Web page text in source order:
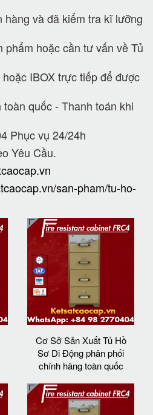
hàng và đã kiểm tra kĩ lưỡng
phẩm hoặc cần tư vấn về Tủ
IBOX trực tiếp để được
quốc - Thanh toán khi
Phục vụ 24/24h
Yêu Cầu.
san-pham/tu-ho-
Cơ Sở Sản Xuất Tủ Hồ
Sơ Di Động phân phối
chính hãng toàn quốc